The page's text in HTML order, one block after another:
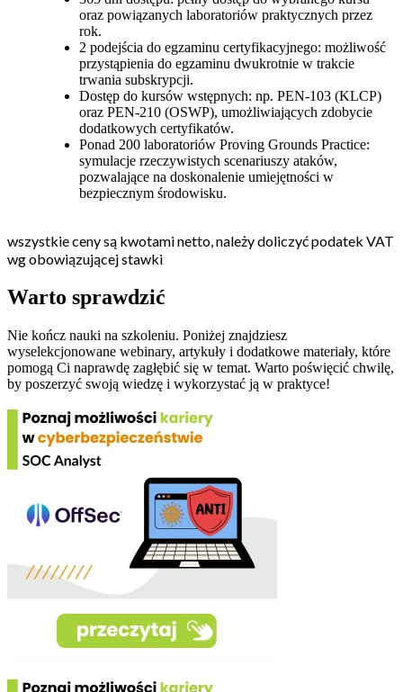
oraz powiązanych laboratoriów praktycznych przez
rok.
2 podejścia do egzaminu certyfikacyjnego: możliwość
przystąpienia do egzaminu dwukrotnie w trakcie
trwania subskrypcji.
Dostęp do kursów wstępnych: np. PEN-103 (KLCP)
oraz PEN-210 (OSWP), umożliwiających zdobycie
dodatkowych certyfikatów.
Ponad 200 laboratoriów Proving Grounds Practice:
symulacje rzeczywistych scenariuszy ataków,
pozwalające na doskonalenie umiejętności w
bezpiecznym środowisku.
wszystkie ceny są kwotami netto, należy doliczyć podatek VAT
wg obowiązującej stawki
Warto sprawdzić
Nie kończ nauki na szkoleniu. Poniżej znajdziesz
wyselekcjonowane webinary, artykuły i dodatkowe materiały, które
pomogą Ci naprawdę zagłębić się w temat. Warto poświęcić chwilę,
by poszerzyć swoją wiedzę i wykorzystać ją w praktyce!